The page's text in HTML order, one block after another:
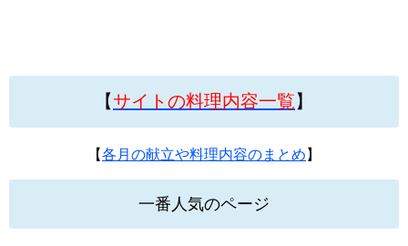
【サイトの料理内容一覧】
【各月の献立や料理内容のまとめ 】
一番人気のページ